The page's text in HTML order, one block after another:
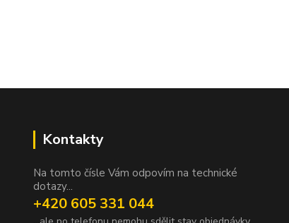
Kontakty
Na tomto čísle Vám odpovím na technické
dotazy...
+420 605 331 044